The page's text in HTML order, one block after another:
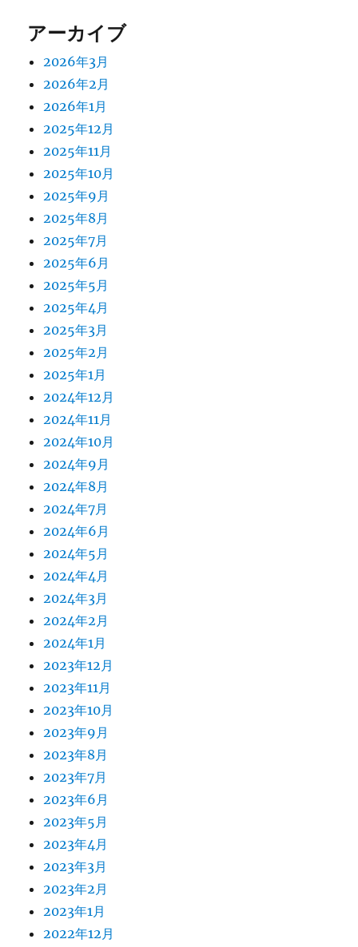
アーカイブ
2026年3月
2026年2月
2026年1月
2025年12月
2025年11月
2025年10月
2025年9月
2025年8月
2025年7月
2025年6月
2025年5月
2025年4月
2025年3月
2025年2月
2025年1月
2024年12月
2024年11月
2024年10月
2024年9月
2024年8月
2024年7月
2024年6月
2024年5月
2024年4月
2024年3月
2024年2月
2024年1月
2023年12月
2023年11月
2023年10月
2023年9月
2023年8月
2023年7月
2023年6月
2023年5月
2023年4月
2023年3月
2023年2月
2023年1月
2022年12月